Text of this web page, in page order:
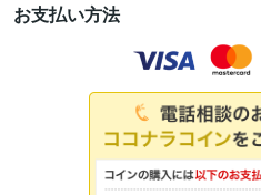
お支払い方法